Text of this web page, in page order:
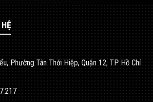
Phường Tân Thới Hiệp, Quận 12, TP Hồ Chí